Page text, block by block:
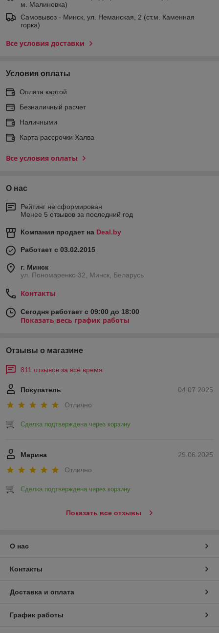
м. Малиновка)
Самовывоз - Минск, ул. Неманская, 2 (ст.м. Каменная
горка)
Все условия доставки
Условия оплаты
Оплата картой
Безналичный расчет
Наличными
Карта рассрочки Халва
Все условия оплаты
О нас
Рейтинг не сформирован
Менее 5 отзывов за последний год
Компания продает на Deal.by
Работает с 03.02.2015
г. Минск
ул. Пономаренко 32, Минск, Беларусь
Контакты
Сегодня работает с 09:00 до 18:00
Показать весь график работы
Отзывы о магазине
811 отзывов за всё время
04.07.2025
Покупатель
Отлично
Сделка подтверждена через корзину
29.06.2025
Марина
Отлично
Сделка подтверждена через корзину
Показать все отзывы
О нас
Контакты
Доставка и оплата
График работы